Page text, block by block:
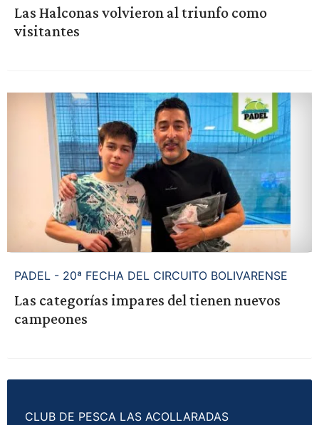
Las Halconas volvieron al triunfo como
visitantes
PADEL - 20ª FECHA DEL CIRCUITO BOLIVARENSE
Las categorías impares del tienen nuevos
campeones
CLUB DE PESCA LAS ACOLLARADAS